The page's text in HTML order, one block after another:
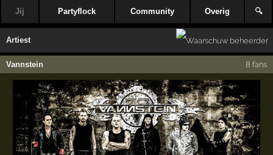
Jij Partyflock Community Overig 🔍
Artiest
Vannstein 8 fans